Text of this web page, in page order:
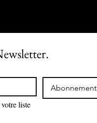
Abonnement
liste